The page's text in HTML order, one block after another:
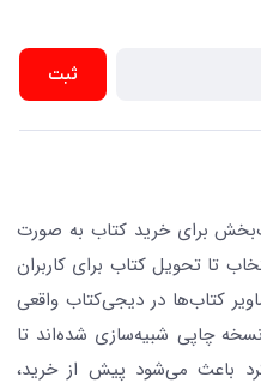
ثبت
برای خرید کتاب به صورت
تا تحویل کتاب برای کاربران
کتاب‌ها در دیجی‌کتاب واقعی
چاپی شبیه‌سازی شده‌اند تا
باعث می‌شود پیش از خرید،